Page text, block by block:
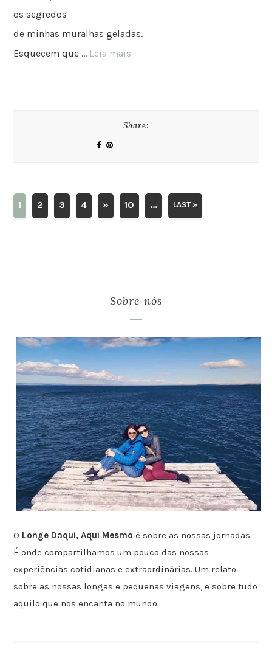
os segredos
de minhas muralhas geladas.
Esquecem que … Leia mais
Share:
1 2 3 4 » 10 ... LAST »
Sobre nós
O Longe Daqui, Aqui Mesmo é sobre as nossas jornadas.
É onde compartilhamos um pouco das nossas
experiências cotidianas e extraordinárias. Um relato
sobre as nossas longas e pequenas viagens, e sobre tudo
aquilo que nos encanta no mundo.